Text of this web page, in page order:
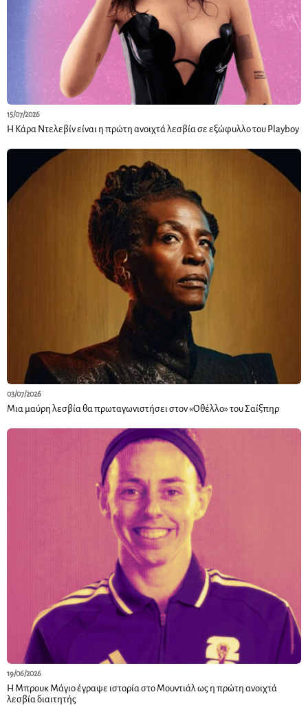
15/07/2026
Η Κάρα Ντελεβίν είναι η πρώτη ανοιχτά λεσβία σε εξώφυλλο του Playboy
03/07/2026
Μια μαύρη λεσβία θα πρωταγωνιστήσει στον «Οθέλλο» του Σαίξπηρ
19/06/2026
Η Μπρουκ Μάγιο έγραψε ιστορία στο Μουντιάλ ως η πρώτη ανοιχτά
λεσβία διαιτητής